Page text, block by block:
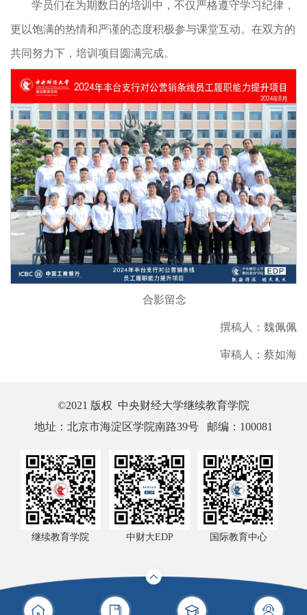
学员们在为期数日的培训中，不仅严格遵守学习纪律，
更以饱满的热情和严谨的态度积极参与课堂互动。在双方的
共同努力下，培训项目圆满完成。
合影留念
撰稿人：魏佩佩
审稿人：蔡如海
©2021 版权 中央财经大学继续教育学院
地址：北京市海淀区学院南路39号 邮编：100081
继续教育学院 中财大EDP 国际教育中心